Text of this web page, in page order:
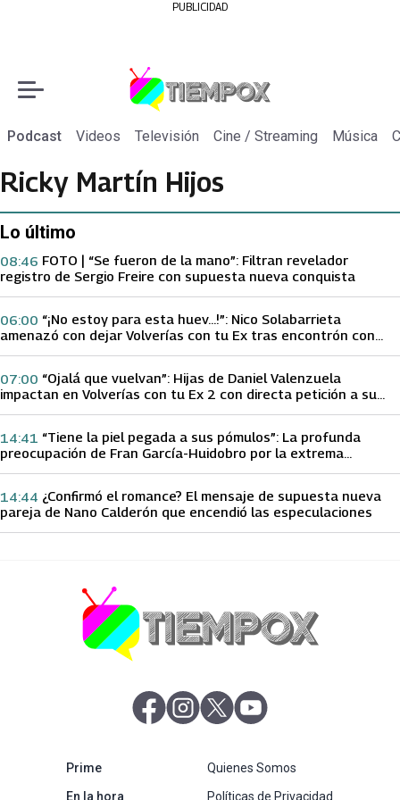
PUBLICIDAD
Podcast Videos Televisión Cine / Streaming Música
Ricky Martín Hijos
Lo último
FOTO | “Se fueron de la mano”: Filtran revelador
registro de Sergio Freire con supuesta nueva conquista
08:46
“¡No estoy para esta huev…!”: Nico Solabarrieta
amenazó con dejar Volverías con tu Ex tras encontrón con
06:00
“Ojalá que vuelvan”: Hijas de Daniel Valenzuela
impactan en Volverías con tu Ex 2 con directa petición a su
07:00
“Tiene la piel pegada a sus pómulos”: La profunda
preocupación de Fran García-Huidobro por la extrema
14:41
¿Confirmó el romance? El mensaje de supuesta nueva
pareja de Nano Calderón que encendió las especulaciones
14:44
abre en nueva pestaña
abre en nueva pestaña
abre en nueva pestaña
Primeabre en nueva pestaña
En la horaabre en nueva pestaña
Quienes Somos
Políticas de Privacidad